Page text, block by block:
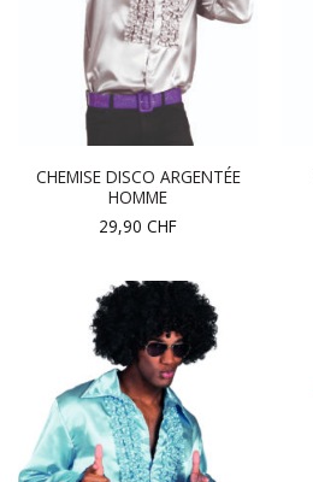
CHEMISE DISCO ARGENTÉE
HOMME
29,90 CHF